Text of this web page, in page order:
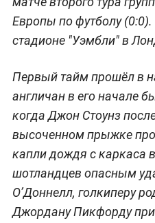
Европы по футболу
стадионе "Уэмбли" в
Первый тайм прошёл в
англичан в его начале
когда Джон Стоунз
высоченном прыжке
капли дождя с каркаса
шотландцев опасным
О’Доннелл, голкиперу
Джордану Пикфорду